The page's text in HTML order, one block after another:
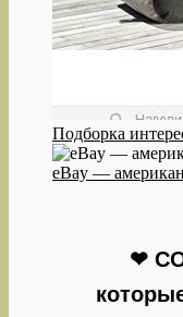
Подборка
eBay —
❤